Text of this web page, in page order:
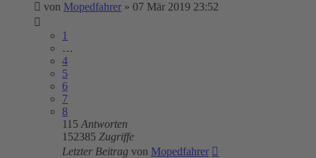
von Mopedfahrer » 07 Mär 2019 23:52
1
…
4
5
6
7
8
115 Antworten
152385 Zugriffe
Letzter Beitrag von Mopedfahrer